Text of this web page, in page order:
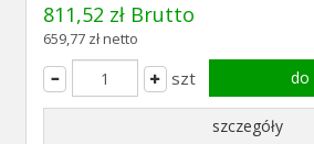
811,52 zł Brutto
659,77 zł netto
szt do
szczegóły